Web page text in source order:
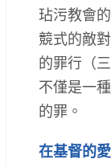
玷污教會
競式的敵
的罪行（
不僅是一
的罪。
在基督的